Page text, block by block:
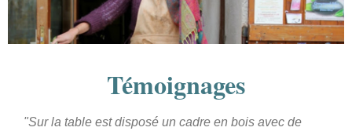
Témoignages
"Sur la table est disposé un cadre en bois avec de